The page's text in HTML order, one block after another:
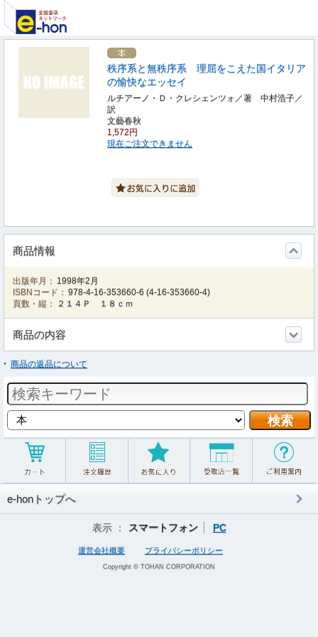
秩序系と無秩序系 理屈をこえた国イタリア
の愉快なエッセイ
ルチアーノ・Ｄ・クレシェンツォ／著 中村浩子／
訳
文藝春秋
1,572円
現在ご注文できません
商品情報
出版年月： 1998年2月
ISBNコード： 978-4-16-353660-6 (4-16-353660-4)
頁数・縦：
２１４Ｐ １８ｃｍ
商品の内容
商品の返品について
e-honトップへ
表示 ： スマートフォン PC
運営会社概要 プライバシーポリシー
Copyright © TOHAN CORPORATION